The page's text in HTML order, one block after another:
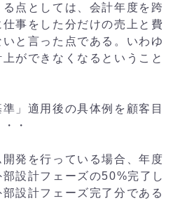
点としては、会計年度を跨
事をした分だけの売上と費
と言った点である。いわゆ
ができなくなるということ
」適用後の具体例を顧客目
・
発を行っている場合、年度
設計フェーズの50%完了し
設計フェーズ完了分である